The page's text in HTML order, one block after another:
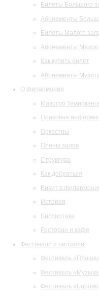
Билеты Большого
Абонементы
Билеты Малого
Абонементы
Как купить билет
Абонементы
О филармонии
Маэстро
Правовая
Оркестры
Планы залов
Структура
Как добраться
Визит в
История
Библиотека
Ресторан и кафе
Фестивали и гастроли
Фестиваль
Фестиваль
Фестиваль